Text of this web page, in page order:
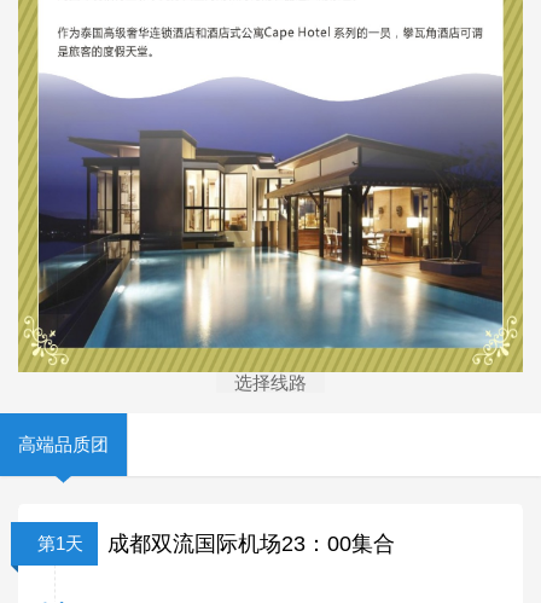
选择线路
高端品质团
第1天 成都双流国际机场23：00集合